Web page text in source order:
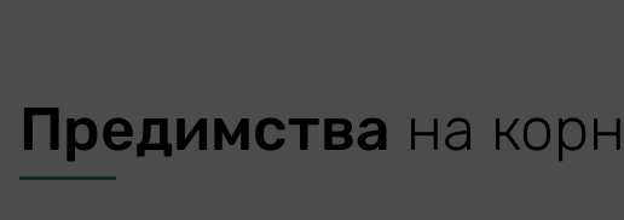
Предимства на